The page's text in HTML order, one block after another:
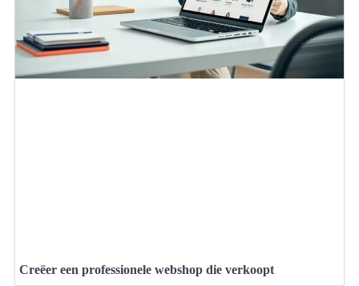
Creëer een professionele webshop die verkoopt